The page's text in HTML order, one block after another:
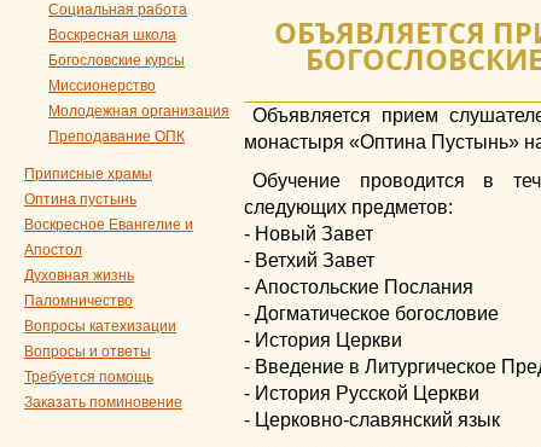
Социальная работа
Воскресная школа
Богословские курсы
Миссионерство
Молодежная организация
Преподавание ОПК
Приписные храмы
Оптина пустынь
Воскресное Евангелие и
Апостол
Духовная жизнь
Паломничество
Вопросы катехизации
Вопросы и ответы
Требуется помощь
Заказать поминовение
ОБЪЯВЛЯЕТСЯ
Объявляется прием
монастыря «Оптина Пустынь»
Обучение проводится в
следующих предметов:
- Новый Завет
- Ветхий Завет
- Апостольские Послания
- Догматическое богословие
- История Церкви
- Введение в Литургическое
- История Русской Церкви
- Церковно-славянский язык